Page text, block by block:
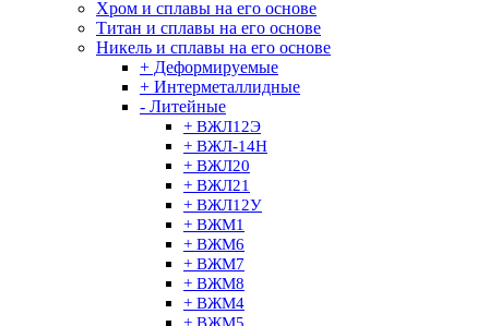
Хром и сплавы на его основе
Титан и сплавы на его основе
Никель и сплавы на его основе
+ Деформируемые
+ Интерметаллидные
- Литейные
+ ВЖЛ12Э
+ ВЖЛ-14H
+ ВЖЛ20
+ ВЖЛ21
+ ВЖЛ12У
+ ВЖМ1
+ ВЖМ6
+ ВЖМ7
+ ВЖМ8
+ ВЖМ4